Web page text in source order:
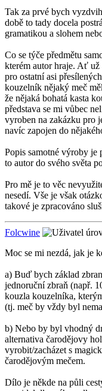
Tak za prvé bych
době to tady docela
gramatikou a slohem
Co se týče předmětu
kterém autor hraje. Ať
pro ostatní asi
kouzelník nějaký meč
že nějaká bohatá kasta
představa se mi vůbec
vyroben na zakázku pro
navíc zapojen do
Popis samotné výroby je
to autor do svého světa
Pro mě je to věc
nesedí. Vše je však
takové je zpracováno
Folcwine
Moc se mi nezdá, jak je
a) Buď bych základ
jednoruční zbraň (např.
kouzla kouzelníka,
(tj. meč by vždy byl
b) Nebo by byl vhodný
alternativa čarodějovy
vyrobit/zacházet s
čarodějovým mečem.
Dílo je někde na půli